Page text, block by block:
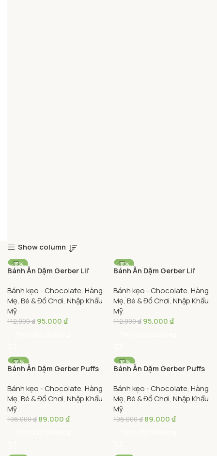
Show column
-15%
Bánh Ăn Dặm Gerber Lil’
Gerber Lil’ Crunchies Mild
Cheddar Baked Grain
Snack
Bánh kẹo - Chocolate, Hàng
Mẹ, Bé & Đồ Chơi, Nhập Khẩu
Mỹ
112.000₫ 95.000₫
-15%
Bánh Ăn Dặm Gerber Lil’
Gerber Lil’ Crunchies
Veggie Dip Baked Grain
Snack
Bánh kẹo - Chocolate, Hàng
Mẹ, Bé & Đồ Chơi, Nhập Khẩu
Mỹ
112.000₫ 95.000₫
-16%
Bánh Ăn Dặm Gerber Puffs
– Gerber Puffs Puffed Grain
Snack Banana
Bánh kẹo - Chocolate, Hàng
Mẹ, Bé & Đồ Chơi, Nhập Khẩu
Mỹ
106.000₫ 89.000₫
-16%
Bánh Ăn Dặm Gerber Puffs
Hũ 42g – Gerber Puffs
Puffed Grain Snack
Strawberry Apple
Bánh kẹo - Chocolate, Hàng
Mẹ, Bé & Đồ Chơi, Nhập Khẩu
Mỹ
106.000₫ 89.000₫